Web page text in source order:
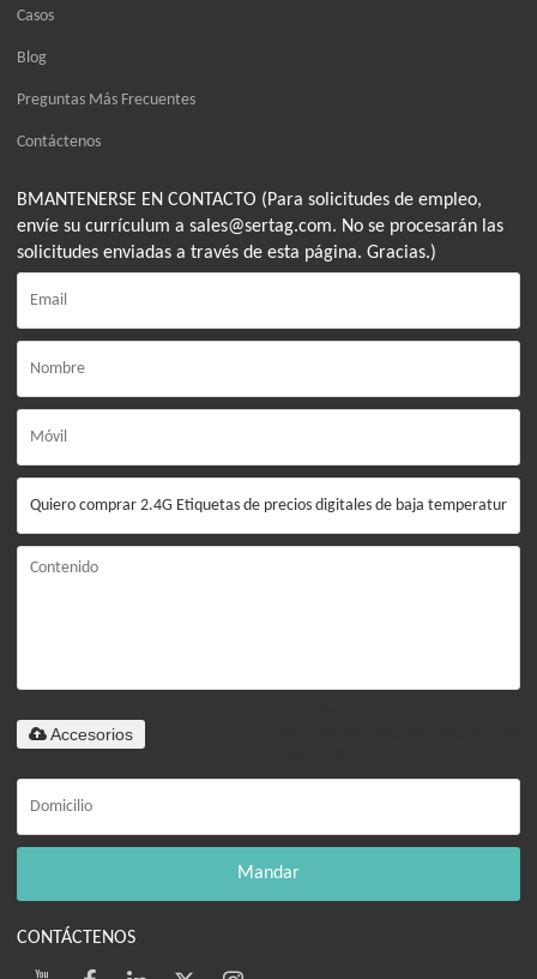
Casos
Blog
Preguntas Más Frecuentes
Contáctenos
BMANTENERSE EN CONTACTO (Para solicitudes de empleo,
envíe su currículum a sales@sertag.com. No se procesarán las
solicitudes enviadas a través de esta página. Gracias.)
Accesorios
Mandar
CONTÁCTENOS